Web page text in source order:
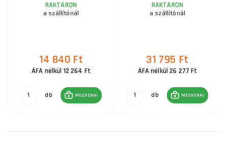
RAKTÁRON
a szállítónál
14 840 Ft
ÁFA nélkül 12 264 Ft
db MEGVENNI
RAKTÁRON
a szállítónál
31 795 Ft
ÁFA nélkül 26 277 Ft
db MEGVENNI